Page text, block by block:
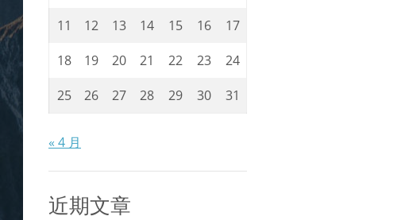
11
12 13 14 15 16
17
18
19 20 21 22 23
24
25
26 27 28 29 30 31
« 4 月
近期文章